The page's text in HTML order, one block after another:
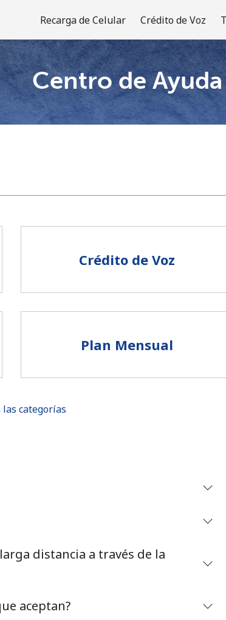
Recarga de Celular Crédito de Voz
¡Bienvenido!
o
Centro de Ayuda
Crédito de Voz
Plan Mensual
las categorías
distancia a través de la
aceptan?